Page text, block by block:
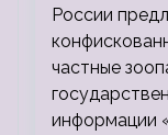
России
частные
информации